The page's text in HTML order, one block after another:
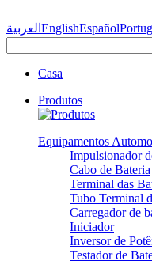
العربية EnglishEspañol
Casa
Produtos
Equipamentos
Impulsionador
Cabo de Bateria
Terminal das
Tubo Terminal
Carregador de
Iniciador
Inversor de
Testador de